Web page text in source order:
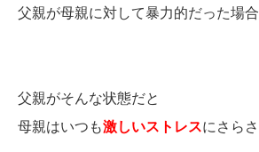
父親が母親に対して暴力的だった場合
父親がそんな状態だと
母親はいつも激しいストレスにさら